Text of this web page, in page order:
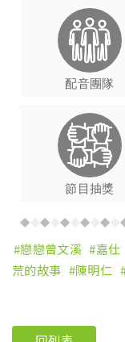
配音團隊
節目抽獎
戀戀曾文溪 嘉仕
荒的故事
陳明仁